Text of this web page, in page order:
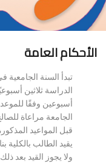
الأحكام العامة
تبدأ السنة
الدراسة ثلاثين
أسبوعين وفقًا
الجامعة مراعاة
قبل المواعيد
يقيد الطالب بالكلية
ولا يجوز القيد بعد